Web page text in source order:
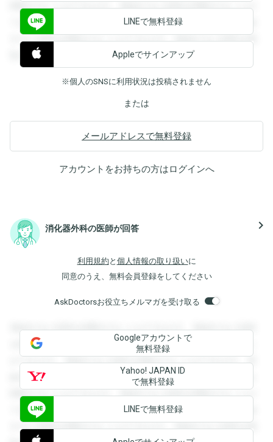
閲覧することができます。登録すると回答を閲覧することが
できます。登録すると回答を閲覧することができます。登録
すると回答を閲覧することができます。登録すると回答を閲
覧することができます。
LINEで無料登録
Appleでサインアップ
※個人のSNSに利用状況は投稿されません
または
メールアドレスで無料登録
アカウントをお持ちの方はログインへ
消化器外科の医師が回答 navigate_next
利用規約 と 個人情報の取り扱いに
同意のうえ、無料会員登録をしてください
AskDoctorsお役立ちメルマガを受け取る
登録すると回答を閲覧することができます。登録すると回答
を閲覧することができます。登録すると回答を閲覧すること
ができます。登録すると回答を閲覧することができます。登
録すると回答を閲覧することができます。登録すると回答を
閲覧することができます。登録すると回答を閲覧することが
できます。登録すると回答を閲覧することができます。登録
すると回答を閲覧することができます。登録すると回答を閲
Googleアカウントで
無料登録
Yahoo! JAPAN ID
で無料登録
LINEで無料登録